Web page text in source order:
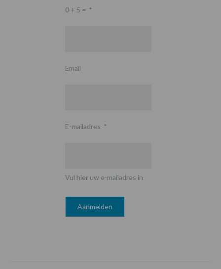
0 + 5 = *
Email
E-mailadres *
Vul hier uw e-mailadres in